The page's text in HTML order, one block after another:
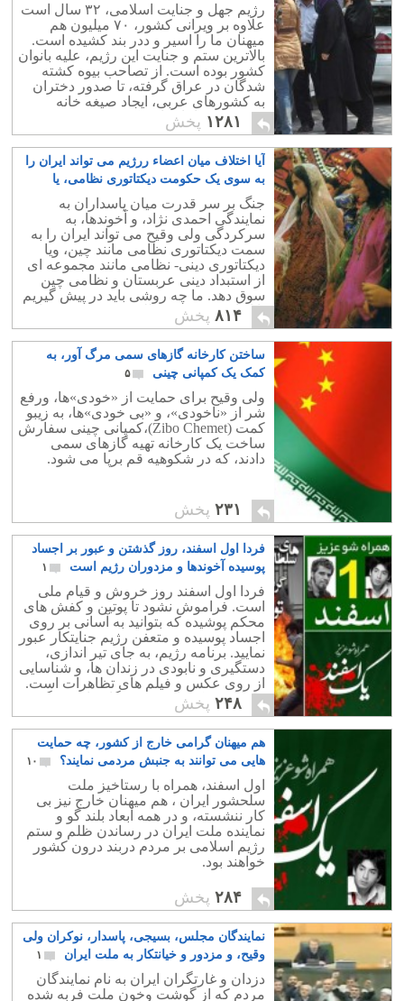
رژیم جهل و جنایت اسلامی، ۳۲ سال است
علاوه بر ویرانی کشور، ۷۰ میلیون هم
میهنان ما را اسیر و ددر بند کشیده است.
بالاترین ستم و جنایت این رژیم، علیه بانوان
کشور بوده است. از تصاحب بیوه کشته
شدگان در عراق گرفته، تا صدور دختران
به کشورهای عربی، ایجاد صیغه خانه
حضرت رضا،تا تجاوز یک مصری به زنی در
تهران.
۱۲۸۱ پخش
آیا اختلاف میان اعضاء ررژیم می تواند ایران را
به سوی یک حکومت دیکتاتوری نظامی، یا
نظامی – مذهبی سوق دهد؟
۲۶
جنگ بر سر قدرت میان پاسداران به
نمایندگی احمدی نژاد، و آخوندها، به
سرکردگی ولی وقیح می تواند ایران را به
سمت دیکتاتوری نظامی مانند چین، ویا
دیکتاتوری دینی- نظامی مانند مجموعه ای
از استبداد دینی عربستان و نظامی چین
سوق دهد. ما چه روشی باید در پیش گیریم
تا از این دسیسه و طلسم پیش روی رهایی
یابیم؟.
۸۱۴ پخش
ساختن کارخانه گازهای سمی مرگ آور، به
کمک یک کمپانی چینی
۵
ولی وقیح برای حمایت از «خودی»ها، ورفع
شر از «ناخودی»، و «بی خودی»ها، به زیبو
کمت (‪(‬Zibo Chemet،کمپانی چینی سفارش
ساخت یک کارخانه تهیه گازهای سمی
دادند، که در شکوهیه قم برپا می شود.
۲۳۱ پخش
فردا اول اسفند، روز گذشتن و عبور بر اجساد
پوسیده آخوندها و مزدوران رژیم است
۱
فردا اول اسفند روز خروش و قیام ملی
است. فراموش نشود تا پوتین و کفش های
محکم پوشیده که بتوانید به آسانی بر روی
اجساد پوسیده و متعفن رژیم جنایتکار عبور
نمایید. برنامه رژیم، به جای تیر اندازی،
دستگیری و نابودی در زندان ها، و شناسایی
از روی عکس و فیلم های تظاهرات است.
برما است که بایورش همگانی از دستگیری
هم میهنان خود جلوگیری نماییم.
۲۴۸ پخش
هم میهنان گرامی خارج از کشور، چه حمایت
هایی می توانند به جنبش مردمی نمایند؟
۱۰
اول اسفند، همراه با رستاخیز ملت
سلحشور ایران ، هم میهنان خارج نیز بی
کار ننشسته، و در همه ابعاد بلند گو و
نماینده ملت ایران در رساندن ظلم و ستم
رژیم اسلامی بر مردم دربند درون کشور
خواهند بود.
۲۸۴ پخش
نمایندگان مجلس، بسیجی، پاسدار، نوکران ولی
وقیح، و مزدور و خیانتکار به ملت ایران
۱
دزدان و غارتگران ایران به نام نمایندگان
مردم که از گوشت وخون ملت فربه شده